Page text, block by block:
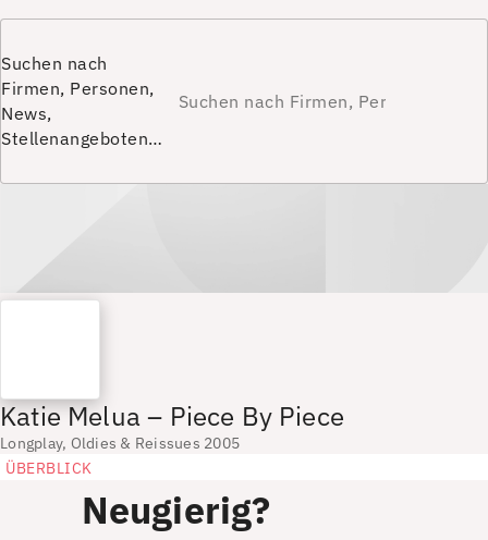
Suchen nach
Firmen, Personen,
News,
Stellenangeboten…
Katie Melua – Piece By Piece
Longplay, Oldies & Reissues 2005
ÜBERBLICK
Neugierig?